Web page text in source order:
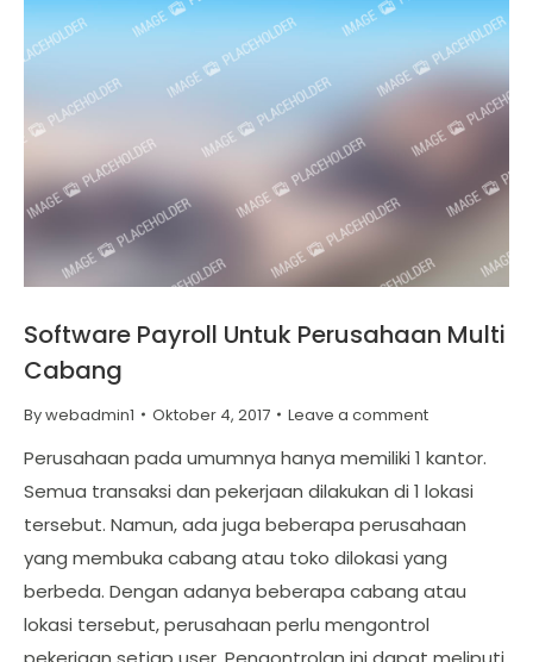
Software Payroll Untuk Perusahaan Multi
Cabang
Bywebadmin1 Oktober 4, 2017 Leave a comment
Perusahaan pada umumnya hanya memiliki 1 kantor.
Semua transaksi dan pekerjaan dilakukan di 1 lokasi
tersebut. Namun, ada juga beberapa perusahaan
yang membuka cabang atau toko dilokasi yang
berbeda. Dengan adanya beberapa cabang atau
lokasi tersebut, perusahaan perlu mengontrol